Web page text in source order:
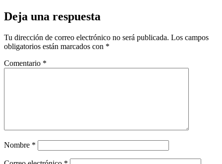
Deja una respuesta
Tu dirección de correo electrónico no será publicada. Los campos
obligatorios están marcados con *
Comentario *
Nombre *